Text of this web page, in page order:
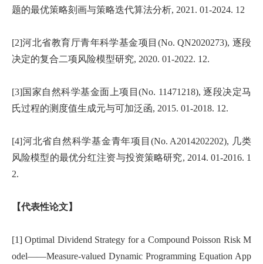
题的最优策略刻画与策略迭代算法分析, 2021. 01-2024. 12
[2]河北省教育厅青年科学基金项目(No. QN2020273), 逐段
决定的复合二项风险模型研究, 2020. 01-2022. 12.
[3]国家自然科学基金面上项目(No. 11471218), 逐段决定马
氏过程的测度值生成元与可加泛函, 2015. 01-2018. 12.
[4]河北省自然科学基金青年项目(No. A2014202202), 几类
风险模型的最优分红注资与投资策略研究, 2014. 01-2016. 1
2.
【代表性论文】
[1] Optimal Dividend Strategy for a Compound Poisson Risk M
odel——Measure-valued Dynamic Programming Equation App